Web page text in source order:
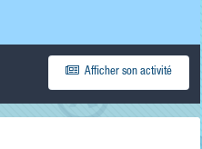
Tousles termes
de ma
Afficher son activité